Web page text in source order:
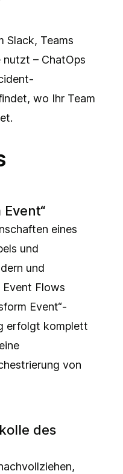
Slack, Teams
nutzt – ChatOps
wo Ihr Team
eines
und
und
Event Flows
Event“-
erfolgt komplett
von
des